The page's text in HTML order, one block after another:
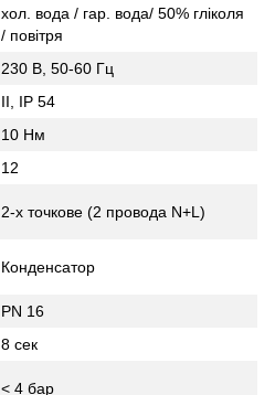
хол. вода / гар. вода/ 50% гліколя
/ повітря
230 В, 50-60 Гц
II, IP 54
10 Нм
12
2-х точкове (2 провода N+L)
Конденсатор
PN 16
8 сек
< 4 бар